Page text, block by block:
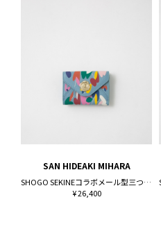
SAN HIDEAKI MIHARA
SHOGO SEKINEコラボメール型三つ折り財布
¥ 26,400